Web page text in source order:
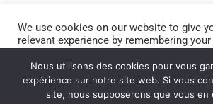
Visa PayPal Stripe
RÉPARATION PETIT
RÉPARATION TÉLÉPHONIE
INFORMATIQUE
We use cookies on our website to give
relevant experience by remembering
use of ALL the cookies. However, you
Settings" to provide a controlled consent.
Nous utilisons des cookies pour vous
expérience sur notre site web. Si vous
site, nous supposerons que vous en